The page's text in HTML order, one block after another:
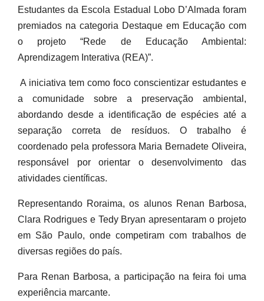
Estudantes da Escola Estadual Lobo D’Almada foram
premiados na categoria Destaque em Educação com
o projeto “Rede de Educação Ambiental:
Aprendizagem Interativa (REA)”.
A iniciativa tem como foco conscientizar estudantes e
a comunidade sobre a preservação ambiental,
abordando desde a identificação de espécies até a
separação correta de resíduos. O trabalho é
coordenado pela professora Maria Bernadete Oliveira,
responsável por orientar o desenvolvimento das
atividades científicas.
Representando Roraima, os alunos Renan Barbosa,
Clara Rodrigues e Tedy Bryan apresentaram o projeto
em São Paulo, onde competiram com trabalhos de
diversas regiões do país.
Para Renan Barbosa, a participação na feira foi uma
experiência marcante.